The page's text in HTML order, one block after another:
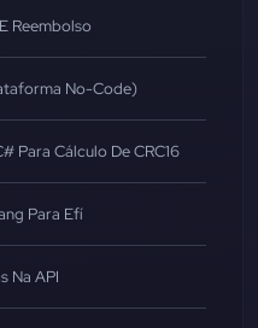
Reembolso
No-Code)
Para Cálculo De CRC16
Para Efí
Na API